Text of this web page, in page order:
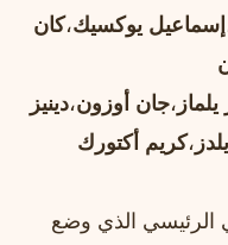
إسماعيل يوكسيك،كان
،جان أوزون،دينيز
،كريم أكتورك
الرئيسي الذي وضع